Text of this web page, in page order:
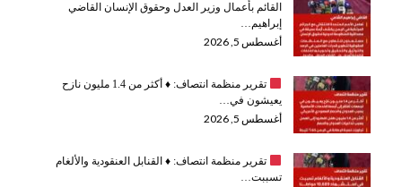
القائم بأعمال وزير العدل وحقوق الإنسان القاضي
إبراهيم…
أغسطس 5, 2026
تقرير منظمة انتصاف: ♦️
أكثر من 1.4 مليون نازح
يعيشون في…
أغسطس 5, 2026
تقرير منظمة انتصاف: ♦️القنابل العنقودية والألغام
تسببت…